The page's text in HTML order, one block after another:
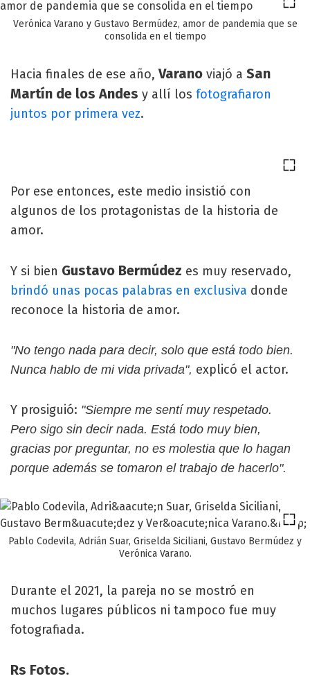
Verónica Varano y Gustavo Bermúdez, amor de pandemia que se
consolida en el tiempo
Hacia finales de ese año,Varano viajó a San
Martín de los Andes y allí los fotografiaron
juntos por primera vez.
Por ese entonces, este medio insistió con
algunos de los protagonistas de la historia de
amor.
Y si bien Gustavo Bermúdez es muy reservado,
brindó unas pocas palabras en exclusiva donde
reconoce la historia de amor.
"No tengo nada para decir, solo que está todo bien.
Nunca hablo de mi vida privada", explicó el actor.
Y prosiguió: "Siempre me sentí muy respetado.
Pero sigo sin decir nada. Está todo muy bien,
gracias por preguntar, no es molestia que lo hagan
porque además se tomaron el trabajo de hacerlo".
Pablo Codevila, Adrián Suar, Griselda Siciliani, Gustavo Bermúdez y
Verónica Varano.
Durante el 2021, la pareja no se mostró en
muchos lugares públicos ni tampoco fue muy
fotografiada.
Rs Fotos.